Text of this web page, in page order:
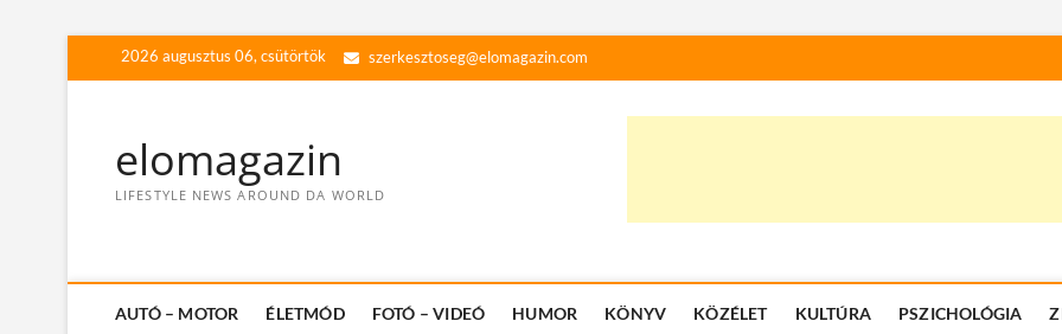
2026 augusztus 06, csütörtök szerkesztoseg@elomagazin.com
elomagazin
LIFESTYLE NEWS AROUND DA WORLD
AUTÓ – MOTOR ÉLETMÓD FOTÓ – VIDEÓ HUMOR KÖNYV KÖZÉLET KULTÚRA PSZICHOLÓGIA